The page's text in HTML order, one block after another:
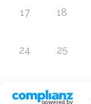
17 18
24 25